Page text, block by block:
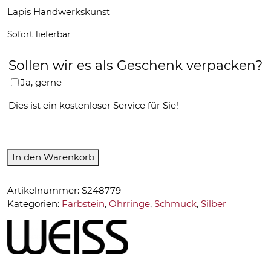
Lapis Handwerkskunst
Sofort lieferbar
Sollen wir es als Geschenk verpacken?
Ja, gerne
Dies ist ein kostenloser Service für Sie!
Atelier
Weiss-
Handwerkskunst
Menge
In den Warenkorb
Artikelnummer: S248779
Kategorien: Farbstein, Ohrringe, Schmuck, Silber